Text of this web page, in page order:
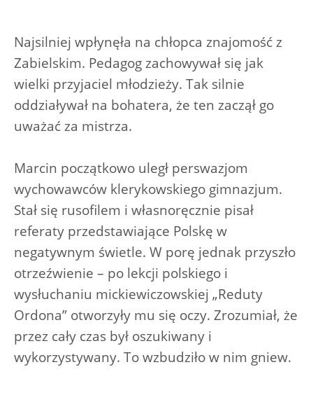
Najsilniej wpłynęła na chłopca znajomość z
Zabielskim. Pedagog zachowywał się jak
wielki przyjaciel młodzieży. Tak silnie
oddziaływał na bohatera, że ten zaczął go
uważać za mistrza.
Marcin początkowo uległ perswazjom
wychowawców klerykowskiego gimnazjum.
Stał się rusofilem i własnoręcznie pisał
referaty przedstawiające Polskę w
negatywnym świetle. W porę jednak przyszło
otrzeźwienie – po lekcji polskiego i
wysłuchaniu mickiewiczowskiej „Reduty
Ordona” otworzyły mu się oczy. Zrozumiał, że
przez cały czas był oszukiwany i
wykorzystywany. To wzbudziło w nim gniew.